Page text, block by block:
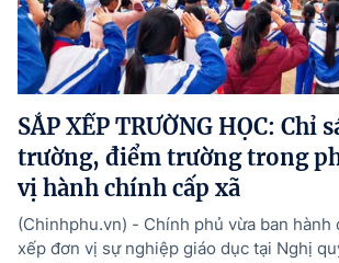
Chính sách và cuộc sống
Hướng dẫn thực hiện chính sách
Phát triển kinh tế tư nhân và doanh
Ocop và chuỗi giá trị Nông sản
Kinh tế tư nhân
Doanh nghiệp dân tộc
SẮP XẾP TRƯỜNG HỌC: Chỉ
trường, điểm trường trong
vị hành chính cấp xã
(Chinhphu.vn) - Chính phủ vừa ban hành
xếp đơn vị sự nghiệp giáo dục tại Nghị